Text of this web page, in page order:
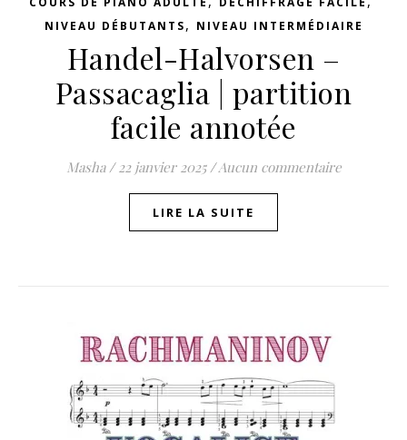
NIVEAU DÉBUTANTS, NIVEAU INTERMÉDIAIRE
Handel-Halvorsen –
Passacaglia | partition
facile annotée
Masha / 22 janvier 2025 /Aucun commentaire
LIRE LA SUITE